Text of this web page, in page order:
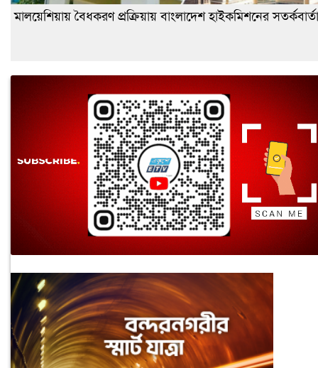
মালয়েশিয়ায় বৈধকরণ প্রক্রিয়ায় বাংলাদেশ হাইকমিশনের সতর্কবার্তা